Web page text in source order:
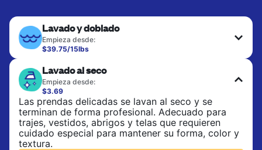
Lavado y doblado
Empieza desde:
$39.75/15lbs
Las prendas se lavan a 90°F y se secan en
secadora, con 130°F disponible a solicitud. No
incluye planchado. Elige lavado mixto o lavado
separado.
CONSULTAR PRECIOS
Lavado al seco
Empieza desde:
$3.69
Las prendas delicadas se lavan al seco y se
terminan de forma profesional. Adecuado para
trajes, vestidos, abrigos y telas que requieren
cuidado especial para mantener su forma, color y
textura.